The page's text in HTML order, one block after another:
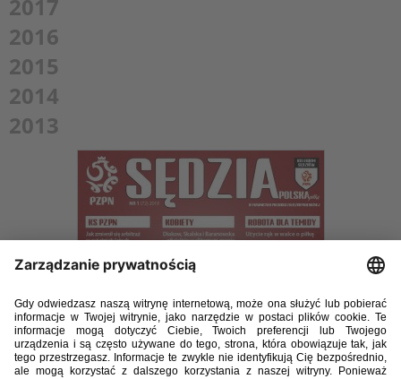
2017
2016
2015
2014
2013